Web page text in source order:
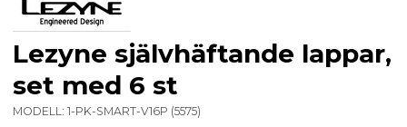
Lezyne självhäftande lappar,
set med 6 st
MODELL: 1-PK-SMART-V16P (5575)